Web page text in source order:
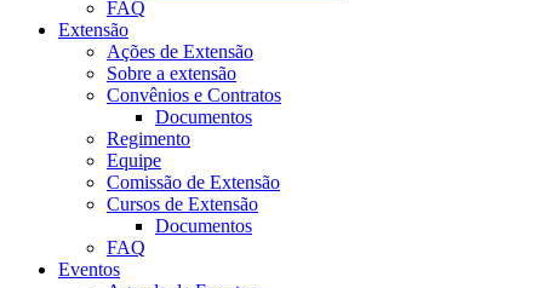
FAQ
Extensão
Ações de Extensão
Sobre a extensão
Convênios e Contratos
Documentos
Regimento
Equipe
Comissão de Extensão
Cursos de Extensão
Documentos
FAQ
Eventos